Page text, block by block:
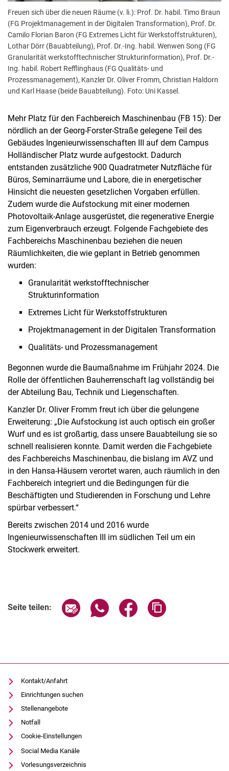
Freuen sich über die neuen Räume (v. li.): Prof. Dr. habil. Timo Braun
(FG Projektmanagement in der Digitalen Transformation), Prof. Dr.
Camilo Florian Baron (FG Extremes Licht für Werkstoffstrukturen),
Lothar Dörr (Bauabteilung), Prof. Dr.-Ing. habil. Wenwen Song (FG
Granularität werkstofftechnischer Strukturinformation), Prof. Dr.-
Ing. habil. Robert Refflinghaus (FG Qualitäts- und
Prozessmanagement), Kanzler Dr. Oliver Fromm, Christian Haldorn
und Karl Haase (beide Bauabteilung). Foto: Uni Kassel.
Mehr Platz für den Fachbereich Maschinenbau (FB 15): Der
nördlich an der Georg-Forster-Straße gelegene Teil des
Gebäudes Ingenieurwissenschaften III auf dem Campus
Holländischer Platz wurde aufgestockt. Dadurch
entstanden zusätzliche 900 Quadratmeter Nutzfläche für
Büros, Seminarräume und Labore, die in energetischer
Hinsicht die neuesten gesetzlichen Vorgaben erfüllen.
Zudem wurde die Aufstockung mit einer modernen
Photovoltaik-Anlage ausgerüstet, die regenerative Energie
zum Eigenverbrauch erzeugt. Folgende Fachgebiete des
Fachbereichs Maschinenbau beziehen die neuen
Räumlichkeiten, die wie geplant in Betrieb genommen
wurden:
Granularität werkstofftechnischer
Strukturinformation
Extremes Licht für Werkstoffstrukturen
Projektmanagement in der Digitalen Transformation
Qualitäts- und Prozessmanagement
Begonnen wurde die Baumaßnahme im Frühjahr 2024. Die
Rolle der öffentlichen Bauherrenschaft lag vollständig bei
der Abteilung Bau, Technik und Liegenschaften.
Kanzler Dr. Oliver Fromm freut ich über die gelungene
Erweiterung: „Die Aufstockung ist auch optisch ein großer
Wurf und es ist großartig, dass unsere Bauabteilung sie so
schnell realisieren konnte. Damit werden die Fachgebiete
des Fachbereichs Maschinenbau, die bislang im AVZ und
in den Hansa-Häusern verortet waren, auch räumlich in den
Fachbereich integriert und die Bedingungen für die
Beschäftigten und Studierenden in Forschung und Lehre
spürbar verbessert.“
Bereits zwischen 2014 und 2016 wurde
Ingenieurwissenschaften III im südlichen Teil um ein
Stockwerk erweitert.
Seite teilen: Seite über E-Mail teilen
Seite über WhatsApp teilen
Seite über Facebook
Kontakt/Anfahrt
Einrichtungen suchen
Stellenangebote
Notfall
Cookie-Einstellungen
Social Media Kanäle
Vorlesungsverzeichnis